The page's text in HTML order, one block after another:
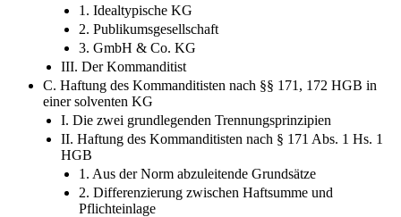
1. Idealtypische KG
2. Publikumsgesellschaft
3. GmbH & Co. KG
III. Der Kommanditist
C. Haftung des Kommanditisten nach §§ 171, 172 HGB in
einer solventen KG
I. Die zwei grundlegenden Trennungsprinzipien
II. Haftung des Kommanditisten nach § 171 Abs. 1 Hs. 1
HGB
1. Aus der Norm abzuleitende Grundsätze
2. Differenzierung zwischen Haftsumme und
Pflichteinlage